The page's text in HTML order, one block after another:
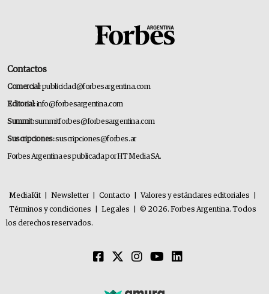
Contactos
Comercial:publicidad@forbesargentina.com
Editorial:info@forbesargentina.com
Summit:summitforbes@forbesargentina.com
Suscripciones:suscripciones@forbes.ar
Forbes Argentina es publicada por HT Media SA.
MediaKit Newsletter Contacto Valores y estándares editoriales
Términos y condiciones
Legales
© 2026. Forbes Argentina. Todos
los derechos reservados.